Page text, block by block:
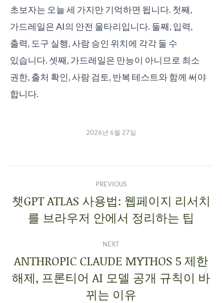
초보자는 오늘 세 가지만 기억하면 됩니다. 첫째,
가드레일은 AI의 안전 울타리입니다. 둘째, 입력,
출력, 도구 실행, 사람 승인 위치에 각각 둘 수
있습니다. 셋째, 가드레일은 만능이 아니므로 최소
권한, 출처 확인, 사람 검토, 반복 테스트와 함께 써야
합니다.
2026년 6월 27일
PREVIOUS
챗GPT ATLAS 사용법: 웹페이지 리서치
를 브라우저 안에서 정리하는 팁
NEXT
ANTHROPIC CLAUDE MYTHOS 5 제한
해제, 프론티어 AI 모델 공개 규칙이 바
뀌는 이유